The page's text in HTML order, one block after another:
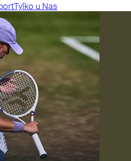
Tylko u Nas